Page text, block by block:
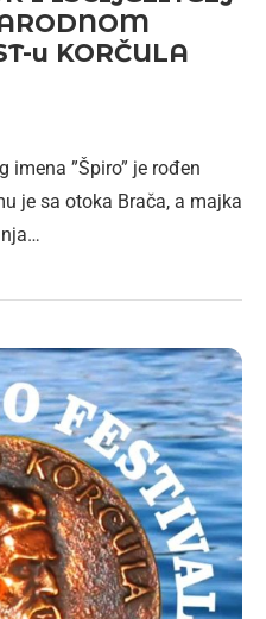
u KORČULA
”Špiro” je rođen
je sa otoka Brača, a majka